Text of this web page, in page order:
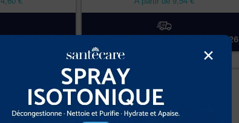
×
12-13 Août 2026